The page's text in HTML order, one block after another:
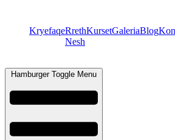
KryefaqeRreth
Nesh
KursetGaleriaBlog
Hamburger Toggle Menu